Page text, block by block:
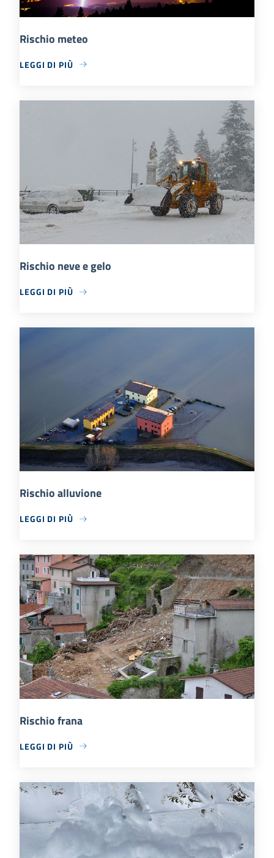
Rischio meteo
LEGGI DI PIÙ
Rischio neve e gelo
LEGGI DI PIÙ
Rischio alluvione
LEGGI DI PIÙ
Rischio frana
LEGGI DI PIÙ